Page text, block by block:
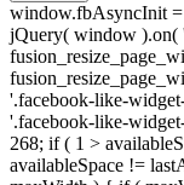
window.fbAsyncInit
jQuery( window ).on(
'.facebook-like-
'.facebook-like-
268; if ( 1 >
availableSpace !=